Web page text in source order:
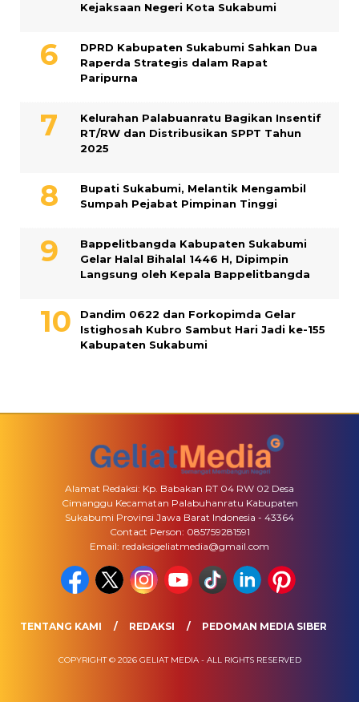
Kejaksaan Negeri Kota Sukabumi
DPRD Kabupaten Sukabumi Sahkan Dua
Raperda Strategis dalam Rapat
Paripurna
Kelurahan Palabuanratu Bagikan Insentif
RT/RW dan Distribusikan SPPT Tahun
2025
Bupati Sukabumi, Melantik Mengambil
Sumpah Pejabat Pimpinan Tinggi
Bappelitbangda Kabupaten Sukabumi
Gelar Halal Bihalal 1446 H, Dipimpin
Langsung oleh Kepala Bappelitbangda
Dandim 0622 dan Forkopimda Gelar
Istighosah Kubro Sambut Hari Jadi ke-155
Kabupaten Sukabumi
Alamat Redaksi: Kp. Babakan RT 04 RW 02 Desa
Cimanggu Kecamatan Palabuhanratu Kabupaten
Sukabumi Provinsi Jawa Barat Indonesia - 43364
Contact Person: 085759281591
Email: redaksigeliatmedia@gmail.com
TENTANG KAMI REDAKSI PEDOMAN MEDIA SIBER
COPYRIGHT © 2026 GELIAT MEDIA - ALL RIGHTS RESERVED